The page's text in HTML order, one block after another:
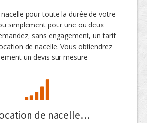
pour toute la durée de votre
simplement pour une ou deux
sans engagement, un tarif
de nacelle. Vous obtiendrez
un devis sur mesure.
de nacelle…